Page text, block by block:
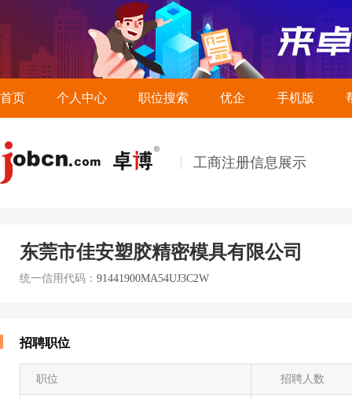
首页 个人中心 职位搜索 优企 手机版
工商注册信息展示
东莞市佳安塑胶精密模具有限公司
统一信用代码： 91441900MA54UJ3C2W
招聘职位
职位 招聘人数